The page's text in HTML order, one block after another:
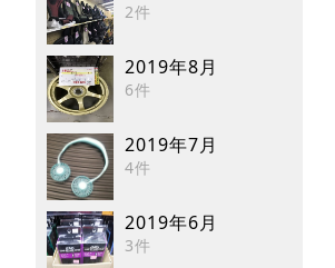
2件
2019年8月
6件
2019年7月
4件
2019年6月
3件